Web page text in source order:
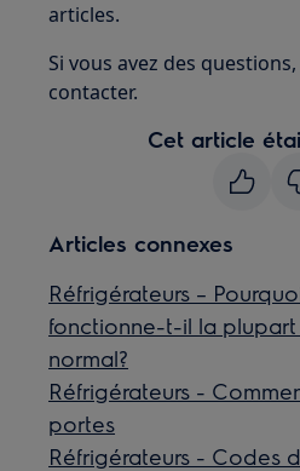
articles.
Si vous avez des
contacter.
Cet article
Articles connexes
Réfrigérateurs –
fonctionne-t-il la plupart
normal?
Réfrigérateurs -
portes
Réfrigérateurs - Codes